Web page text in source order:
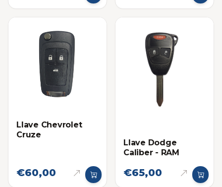
Llave Chevrolet
Cruze
€60,00
Llave Dodge
Caliber - RAM
€65,00